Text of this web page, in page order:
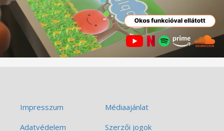
Impresszum
Médiaajánlat
Adatvédelem
Szerzői jogok